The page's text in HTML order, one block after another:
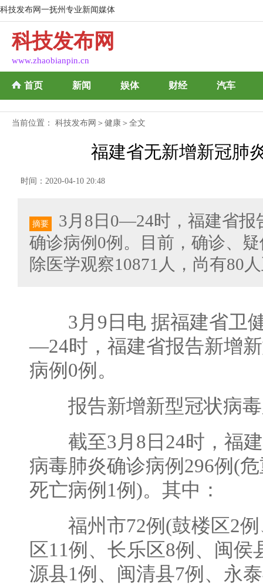
科技发布网一抚州专业新闻媒体
科技发布网
www.zhaobianpin.cn
首页 新闻 娱体 财经 汽车
当前位置： 科技发布网 ＞ 健康 ＞全文
福建省无新增新冠肺
时间：2020-04-10 20:48
摘要
3月8日0—24时，福建省报
确诊病例0例。目前，确诊、
除医学观察10871人，尚有80
3月9日电 据福建省卫健
—24时，福建省报告新增
病例0例。
报告新增新型冠状病毒
截至3月8日24时，福建
病毒肺炎确诊病例296例(
死亡病例1例)。其中：
福州市72例(鼓楼区2例
区11例、长乐区8例、闽
源县1例、闽清县7例、永